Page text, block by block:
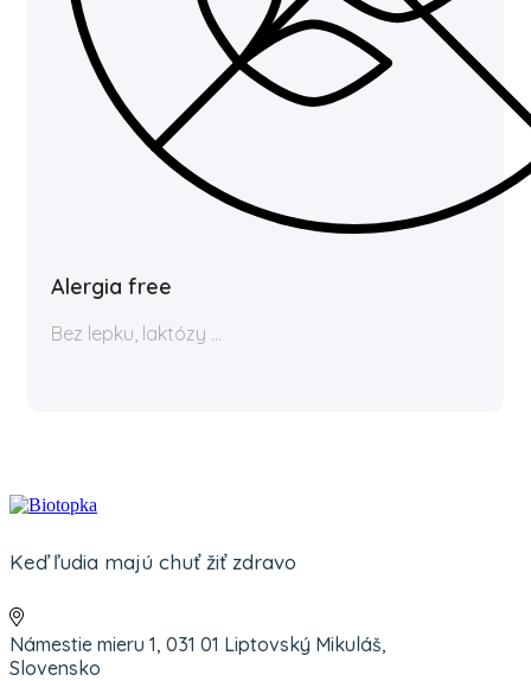
Alergia free
Bez lepku, laktózy ...
Keď ľudia majú chuť žiť zdravo
Námestie mieru 1, 031 01 Liptovský Mikuláš,
Slovensko